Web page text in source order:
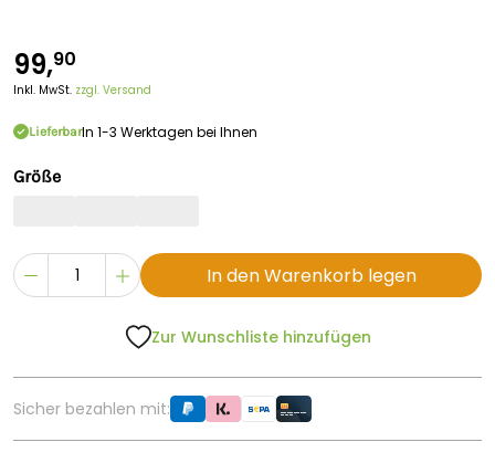
99,90
Inkl. MwSt. zzgl. Versand
LieferbarIn 1-3 Werktagen bei Ihnen
Größe
In den Warenkorb legen
Zur Wunschliste hinzufügen
Sicher bezahlen mit: